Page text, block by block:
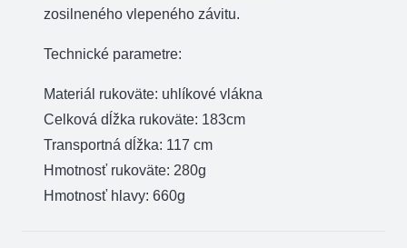
zosilneného vlepeného závitu.
Technické parametre:
Materiál rukoväte: uhlíkové vlákna
Celková dĺžka rukoväte: 183cm
Transportná dĺžka: 117 cm
Hmotnosť rukoväte: 280g
Hmotnosť hlavy: 660g